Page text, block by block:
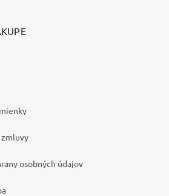
osobných údajov